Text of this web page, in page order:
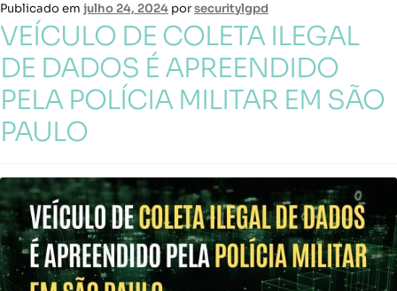
Publicado em julho 24, 2024 porsecuritylgpd
VEÍCULO DE COLETA ILEGAL
DE DADOS É APREENDIDO
PELA POLÍCIA MILITAR EM SÃO
PAULO